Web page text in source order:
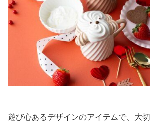
遊び心あるデザインのアイテムで、大